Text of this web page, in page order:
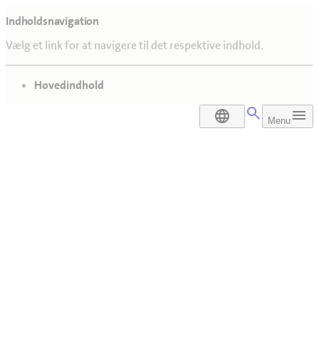
Indholdsnavigation
Vælg et link for at navigere til det respektive indhold.
gå til
Hovedindhold
DA Menu